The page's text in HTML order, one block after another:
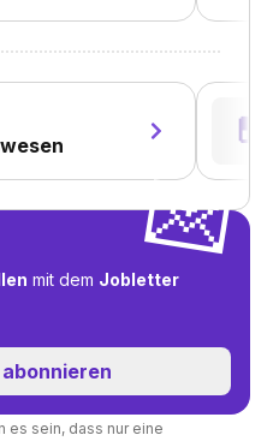
💊
💌
mit dem Jobletter
es sein, dass nur eine